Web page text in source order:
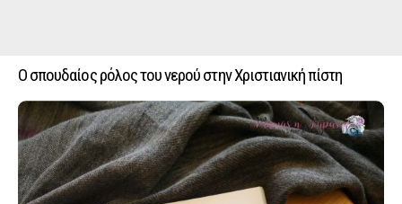
Ο σπουδαίος ρόλος του νερού στην Χριστιανική πίστη